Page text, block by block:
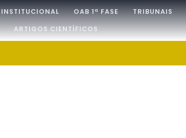
INSTITUCIONAL OAB 1ª FASE TRIBUNAIS
ARTIGOS CIENTÍFICOS